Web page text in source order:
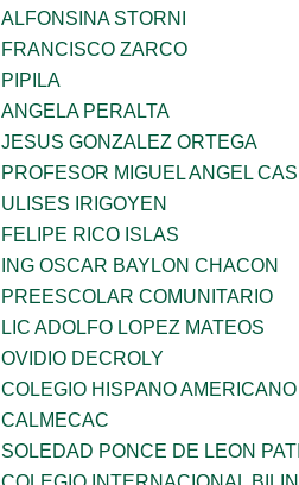
ALFONSINA STORNI
FRANCISCO ZARCO
PIPILA
ANGELA PERALTA
JESUS GONZALEZ ORTEGA
PROFESOR MIGUEL ANGEL
ULISES IRIGOYEN
FELIPE RICO ISLAS
ING OSCAR BAYLON CHACON
PREESCOLAR COMUNITARIO
LIC ADOLFO LOPEZ MATEOS
OVIDIO DECROLY
COLEGIO HISPANO
CALMECAC
SOLEDAD PONCE DE LEON